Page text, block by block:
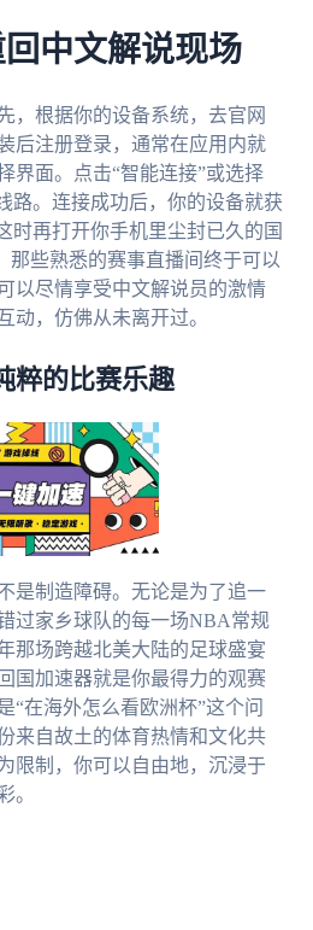
中文解说现场
，根据你的设备系统，去官网
后注册登录，通常在应用内就
界面。点击“智能连接”或选择
路。连接成功后，你的设备就获
时再打开你手机里尘封已久的国
那些熟悉的赛事直播间终于可以
以尽情享受中文解说员的激情
动，仿佛从未离开过。
粹的比赛乐趣
是制造障碍。无论是为了追一
过家乡球队的每一场NBA常规
那场跨越北美大陆的足球盛宴
国加速器就是你最得力的观赛
“在海外怎么看欧洲杯”这个问
来自故土的体育热情和文化共
限制，你可以自由地，沉浸于
。